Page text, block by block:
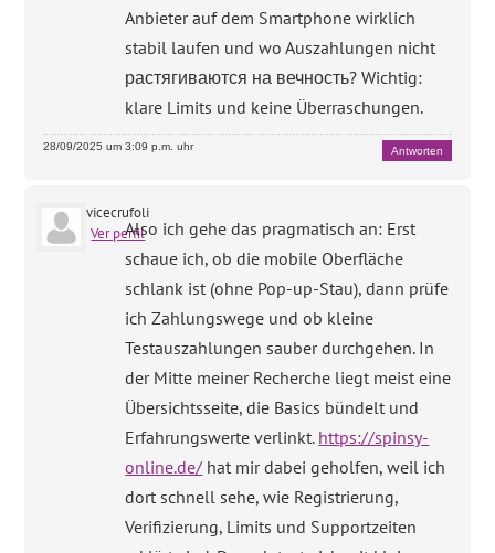
Anbieter auf dem Smartphone wirklich
stabil laufen und wo Auszahlungen nicht
растягиваются на вечность? Wichtig:
klare Limits und keine Überraschungen.
28/09/2025 um 3:09 p.m. uhr Antworten
vicecrufoli
Ver perfilAlso ich gehe das pragmatisch an: Erst
schaue ich, ob die mobile Oberfläche
schlank ist (ohne Pop-up-Stau), dann prüfe
ich Zahlungswege und ob kleine
Testauszahlungen sauber durchgehen. In
der Mitte meiner Recherche liegt meist eine
Übersichtsseite, die Basics bündelt und
Erfahrungswerte verlinkt. https://spinsy-
online.de/ hat mir dabei geholfen, weil ich
dort schnell sehe, wie Registrierung,
Verifizierung, Limits und Supportzeiten